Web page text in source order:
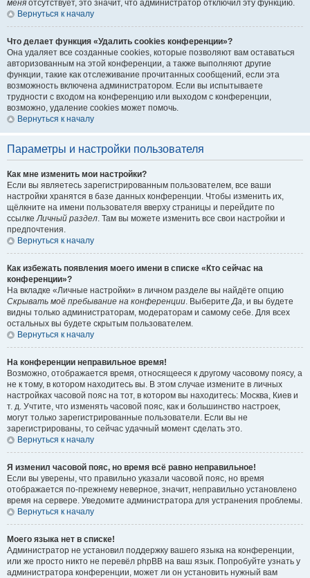
меня отсутствует, это значит, что администратор отключил эту функцию.
Вернуться к началу
Что делает функция «Удалить cookies конференции»?
Она удаляет все созданные cookies, которые позволяют вам оставаться
авторизованным на этой конференции, а также выполняют другие
функции, такие как отслеживание прочитанных сообщений, если эта
возможность включена администратором. Если вы испытываете
трудности с входом на конференцию или выходом с конференции,
возможно, удаление cookies может помочь.
Вернуться к началу
Параметры и настройки пользователя
Как мне изменить мои настройки?
Если вы являетесь зарегистрированным пользователем, все ваши
настройки хранятся в базе данных конференции. Чтобы изменить их,
щёлкните на имени пользователя вверху страницы и перейдите по
ссылкеЛичный раздел. Там вы можете изменить все свои настройки и
предпочтения.
Вернуться к началу
Как избежать появления моего имени в списке «Кто сейчас на
конференции»?
На вкладке «Личные настройки» в личном разделе вы найдёте опцию
Скрывать моё пребывание на конференции. ВыберитеДа, и вы будете
видны только администраторам, модераторам и самому себе. Для всех
остальных вы будете скрытым пользователем.
Вернуться к началу
На конференции неправильное время!
Возможно, отображается время, относящееся к другому часовому поясу, а
не к тому, в котором находитесь вы. В этом случае измените в личных
настройках часовой пояс на тот, в котором вы находитесь: Москва, Киев и
т. д. Учтите, что изменять часовой пояс, как и большинство настроек,
могут только зарегистрированные пользователи. Если вы не
зарегистрированы, то сейчас удачный момент сделать это.
Вернуться к началу
Я изменил часовой пояс, но время всё равно неправильное!
Если вы уверены, что правильно указали часовой пояс, но время
отображается по-прежнему неверное, значит, неправильно установлено
время на сервере. Уведомите администратора для устранения проблемы.
Вернуться к началу
Моего языка нет в списке!
Администратор не установил поддержку вашего языка на конференции,
или же просто никто не перевёл phpBB на ваш язык. Попробуйте узнать у
администратора конференции, может ли он установить нужный вам